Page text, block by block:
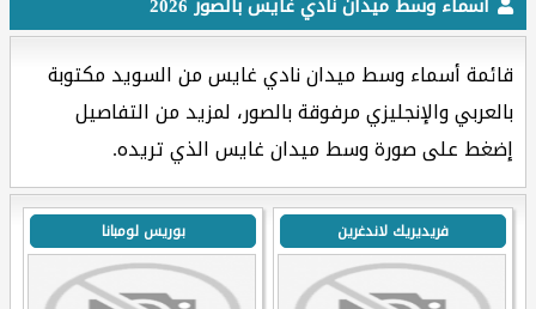
قائمة أسماء وسط ميدان نادي غايس من السويد مكتوبة
بالعربي والإنجليزي مرفوقة بالصور، لمزيد من التفاصيل
إضغط على صورة وسط ميدان غايس الذي تريده.
فريديريك لاندغرين بوريس لومبانا